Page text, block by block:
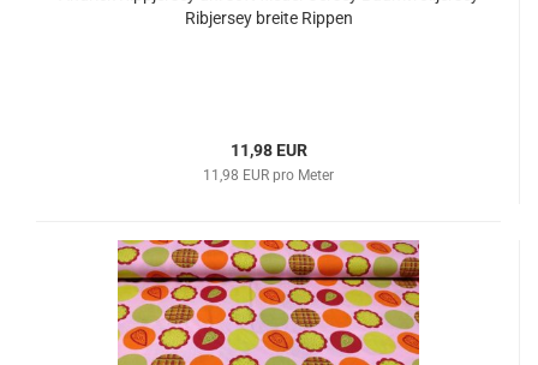
Ribjersey breite Rippen
11,98 EUR
11,98 EUR pro Meter